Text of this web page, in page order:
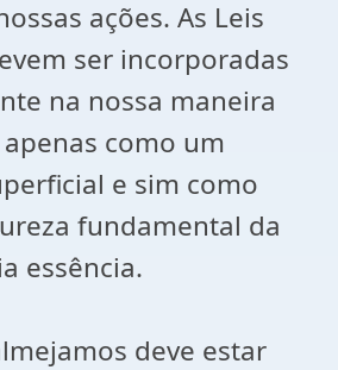
ações. As Leis
ser incorporadas
na nossa maneira
como um
e sim como
fundamental da
essência.
deve estar